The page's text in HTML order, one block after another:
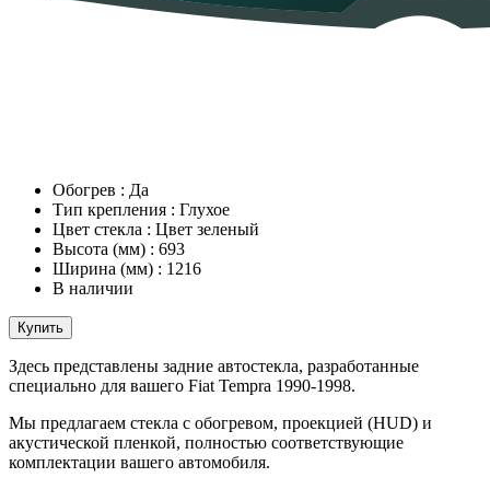
Обогрев : Да
Тип крепления : Глухое
Цвет стекла : Цвет зеленый
Высота (мм) : 693
Ширина (мм) : 1216
В наличии
Купить
Здесь представлены задние автостекла, разработанные
специально для вашего Fiat Tempra 1990-1998.
Мы предлагаем стекла с обогревом, проекцией (HUD) и
акустической пленкой, полностью соответствующие
комплектации вашего автомобиля.